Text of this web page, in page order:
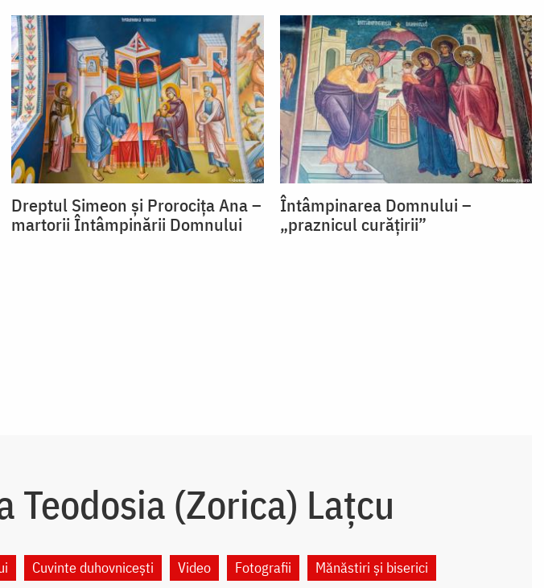
Dreptul Simeon și Prorocița Ana –
martorii Întâmpinării Domnului
Întâmpinarea Domnului –
„praznicul curățirii”
Teodosia (Zorica) Lațcu
Cuvinte duhovnicești Video Fotografii
Mănăstiri și biserici